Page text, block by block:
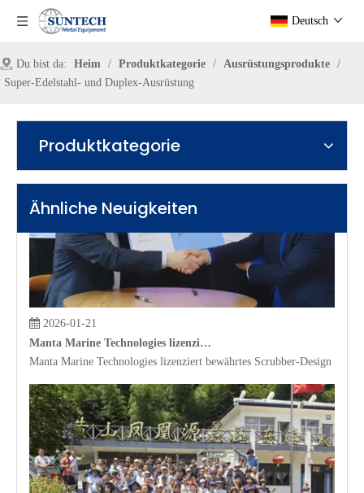
Deutsch
Du bist da: Heim / Produktkategorie / Ausrüstungsprodukte /
Super-Edelstahl- und Duplex-Ausrüstung
Produktkategorie
Ähnliche Neuigkeiten
2022-10-17
So teilen Sie die Art des Zirkonium-Druckbehälters auf
2026-01-21
Manta Marine Technologies lizenziert bewährtes Scrubber-Design an